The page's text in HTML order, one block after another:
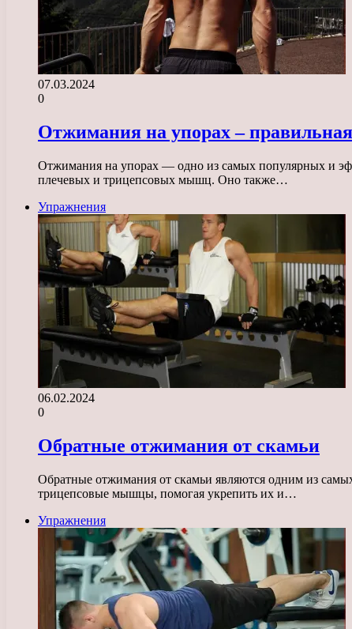
07.03.2024
0
Отжимания на упорах –
Отжимания на упорах — одно из самых популярных и
плечевых и трицепсовых мышц. Оно также…
Упражнения
06.02.2024
0
Обратные отжимания от скамьи
Обратные отжимания от скамьи являются одним из
трицепсовые мышцы, помогая укрепить их и…
Упражнения